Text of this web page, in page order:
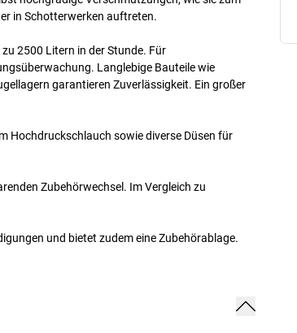
in Schotterwerken auftreten.
2500 Litern in der Stunde. Für
Langlebige Bauteile wie
garantieren Zuverlässigkeit. Ein großer
Hochdruckschlauch sowie diverse Düsen für
Zubehörwechsel. Im Vergleich zu
und bietet zudem eine Zubehörablage.